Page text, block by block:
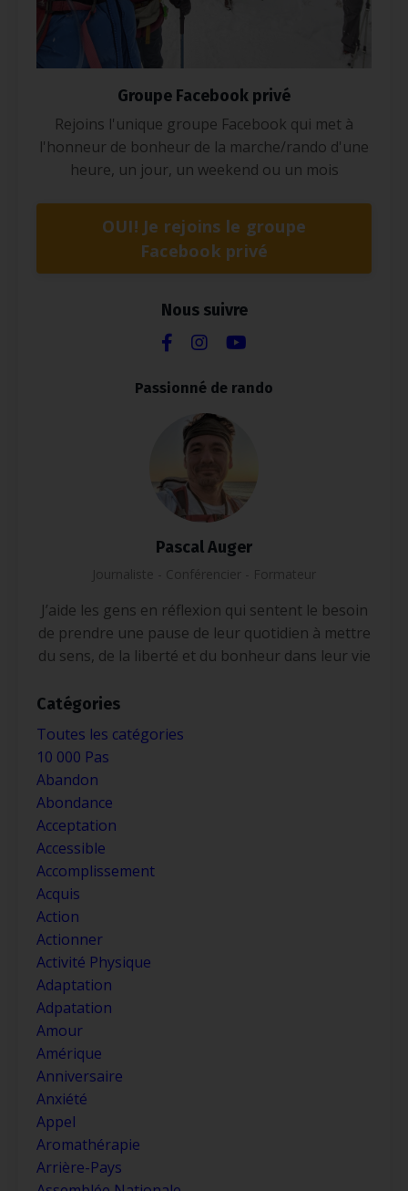
Groupe Facebook privé
Rejoins l'unique groupe Facebook qui met à
l'honneur de bonheur de la marche/rando d'une
heure, un jour, un weekend ou un mois
OUI! Je rejoins le groupe
Facebook privé
Nous suivre
Passionné de rando
Pascal Auger
Journaliste - Conférencier - Formateur
J’aide les gens en réflexion qui sentent le besoin
de prendre une pause de leur quotidien à mettre
du sens, de la liberté et du bonheur dans leur vie
Catégories
Toutes les catégories
10 000 Pas
Abandon
Abondance
Acceptation
Accessible
Accomplissement
Acquis
Action
Actionner
Activité Physique
Adaptation
Adpatation
Amour
Amérique
Anniversaire
Anxiété
Appel
Aromathérapie
Arrière-Pays